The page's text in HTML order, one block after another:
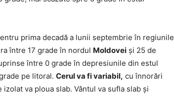
prima decadă a lunii septembrie în regiunile
între 17 grade în nordul Moldovei şi 25 de
între 0 grade în depresiunile din estul
pe litoral. Cerul va fi variabil, cu înnorări
va ploua slab. Vântul va sufla slab şi